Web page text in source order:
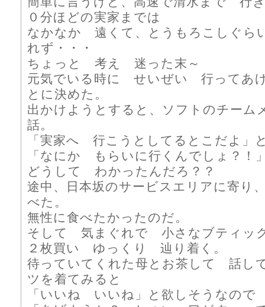
０分ほどの実家までは
なかなか 遠くて、とうもろこしぐら
れず・・・
ちょっと 考え 迷った末～
元気でいる時に せいぜい 行ってあ
とに決めた。
出かけようとすると、ソフトのチーム
話。
「実家へ 行こうとしてるとこだよ」
「なにか もらいに行くんでしょ？！
どうして わかったんだろ？？
途中、日本坂のサービスエリアに寄り
べた。
無性に食べたかったのだ。
そして 気まぐれで 小さなブティッ
２枚買い ゆっくり 辿り着く。
待っていてくれた母とお茶して 話し
ツを着てみると
「いいね いいね」と欲しそうなので